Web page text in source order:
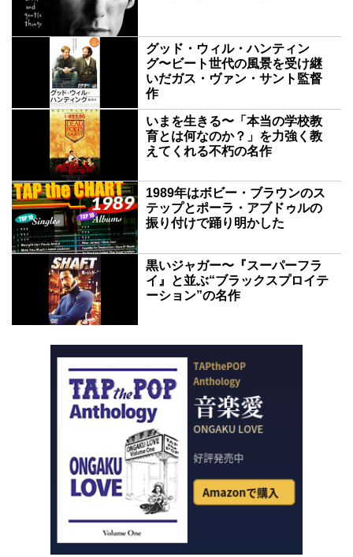
グッド・ウィル・ハンティン
グ〜ビート世代の風景を受け継
いだガス・ヴァン・サント監督
作
いまを生きる〜「本当の学校教
育とは何なのか？」を力強く教
えてくれる不朽の名作
1989年はボビー・ブラウンのス
テップとポーラ・アブドゥルの
振り付けで踊り明かした
黒いジャガー〜『スーパーフラ
イ』と並ぶ“ブラックスプロイテ
ーション”の名作